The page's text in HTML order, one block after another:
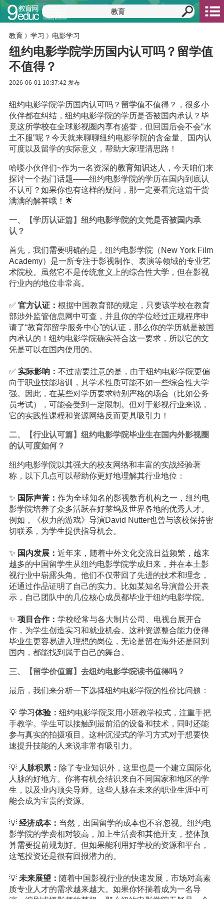
教育 》 学习 》 电影学习
纽约电影学院学历国内认可吗？留学值
不值得？
2026-06-01 10:37:42 发布
纽约电影学院学历国内认可吗？ 留学值不值得？，很多小
伙伴都在纠结，纽约电影学院的学历是否被国内承认？毕
竟这所学校在全球影视圈内享有盛誉，但回国后会不会“水
土不服”呢？今天就来聊聊纽约电影学院的含金量、国内认
可度以及留学的实际意义，帮助大家理清思路！
哈喽小伙伴们~作为一名资深的教育知识达人，今天咱们来
探讨一个热门话题——纽约电影学院的学历在国内到底认
不认可？如果你也有这样的疑问，那一定要看完这篇干货
满满的解答哦！🌟
一、【学历认证篇】纽约电影学院的文凭是否被国内承
认？
首先，我们需要明确的是，纽约电影学院（New York Film
Academy）是一所专注于影视制作、表演等领域的专业艺
术院校。虽然它不是传统意义上的综合性大学，但在影视
行业内的地位非常高。
✅ 官方认证： 根据中国教育部的规定，只要该学校在教育
部涉外监管信息网中可查，并且你的学位经过正规程序申
请了“教育部留学服务中心”的认证，那么你的学历就是被国
内承认的！纽约电影学院确实符合这一要求，所以它的文
凭是可以在国内使用的。
✅ 实际影响： 不过需要注意的是，由于纽约电影学院更偏
向于职业技能培训，其学术性质可能不如一些综合性大学
强。因此，在某些对学历要求特别严格的场合（比如公务
员考试），可能会受到一定限制。但对于影视行业来说，
它的实践性课程和资源网络反而更具吸引力！
二、【行业认可篇】纽约电影学院毕业生在国内外影视圈
的认可度如何？
纽约电影学院以其强大的校友网络和丰富的实战经验著
称，以下几点可以帮助你更好地理解其行业地位：
✨ 国际声誉： 作为全球知名的影视教育机构之一，纽约电
影学院培养了众多活跃在好莱坞及世界各地的优秀人才。
例如，《权力的游戏》导演David Nutter也曾与该校保持密
切联系，为学生提供指导机会。
✨ 国内发展： 近年来，随着中外文化交流日益频繁，越来
越多的中国留学生从纽约电影学院学成归来，并在本土影
视行业中崭露头角。他们不仅带回了先进的技术和理念，
还通过作品证明了自己的实力。比如某知名导演曾公开表
示，自己团队中的几位核心成员都毕业于纽约电影学院。
✨ 项目合作： 学校经常与各大制片公司、电视台展开合
作，为学生创造实习和就业机会。这种资源整合能力使得
毕业生更容易进入理想的岗位，无论是留在海外还是回到
国内，都能找到属于自己的舞台。
三、【留学价值篇】去纽约电影学院读书值得吗？
最后，我们来分析一下选择纽约电影学院的性价比问题：
💡 学习体验： 纽约电影学院采用小班教学模式，注重手把
手教学。学生可以接触到最前沿的设备和技术，同时还能
参与真实的拍摄项目。这种沉浸式的学习方式对于想要快
速提升技能的人来说非常有吸引力。
💡 人脉积累： 除了专业知识外，这里也是一个建立国际化
人脉的好地方。你将有机会结识来自不同国家和地区的学
生，以及业内顶尖导师。这些人脉在未来的职业生涯中可
能会成为宝贵的资源。
💡 经济成本： 当然，出国留学的成本也不容忽视。纽约电
影学院的学费相对较高，加上生活费和其他开支，整体预
算需要提前规划好。但如果能利用好学校的资源和平台，
这笔投资还是很有回报潜力的。
💡 未来展望： 随着中国影视行业的快速发展，市场对高素
质专业人才的需求越来越大。如果你怀揣着成为一名导